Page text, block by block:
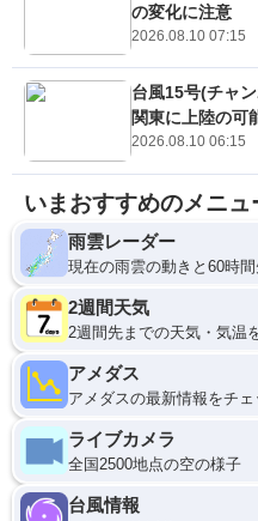
の変化に注意
2026.08.10 07:15
台風15号(チャ
関東に上陸の可
2026.08.10 06:15
いまおすすめのメニュ
雨雲レーダー
現在の雨雲の動きと60時
2週間天気
2週間先までの天気・気温
アメダス
アメダスの最新情報をチェ
ライブカメラ
全国2500地点の空の様子
台風情報